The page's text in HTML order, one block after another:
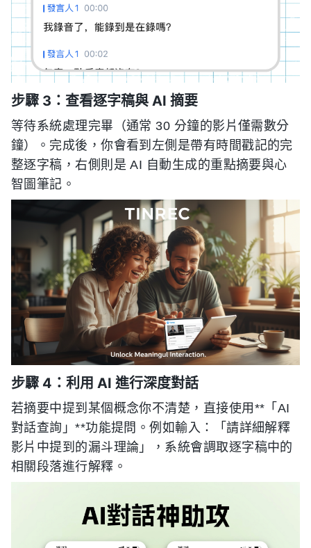
步驟 3：查看逐字稿與 AI 摘要
等待系統處理完畢（通常 30 分鐘的影片僅需數分
鐘）。完成後，你會看到左側是帶有時間戳記的完
整逐字稿，右側則是 AI 自動生成的重點摘要與心
智圖筆記。
步驟 4：利用 AI 進行深度對話
若摘要中提到某個概念你不清楚，直接使用**「AI
對話查詢」**功能提問。例如輸入：「請詳細解釋
影片中提到的漏斗理論」，系統會調取逐字稿中的
相關段落進行解釋。